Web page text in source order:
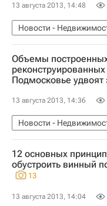
13 августа 2013, 14:48
Новости -
Реконструкция
Федеральное
Инфраструктура
Нарушения
Россия
Объемы
реконструированных
Подмосковье удвоят
13 августа 2013, 14:36
Новости -
Дороги
Московская область
12 основных
обустроить винный
13
13 августа 2013, 14:04